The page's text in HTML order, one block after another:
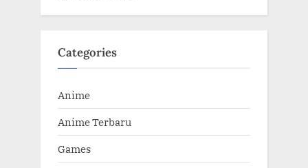
Categories
Anime
Anime Terbaru
Games